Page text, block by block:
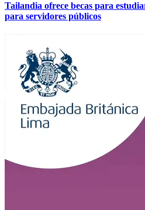
Tailandia ofrece becas para
para servidores públicos